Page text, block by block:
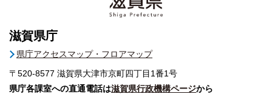
滋賀県庁
県庁アクセスマップ・フロアマップ
〒520-8577 滋賀県大津市京町四丁目1番1号
県庁各課室への直通電話は滋賀県行政機構ページから